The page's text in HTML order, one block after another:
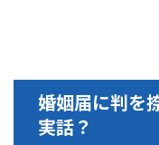
婚姻届に判を
実話？